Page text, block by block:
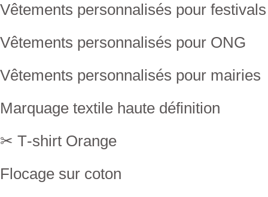
Vêtements personnalisés pour festivals
Vêtements personnalisés pour ONG
Vêtements personnalisés pour mairies
Marquage textile haute définition
✂ T‑shirt Orange
Flocage sur coton